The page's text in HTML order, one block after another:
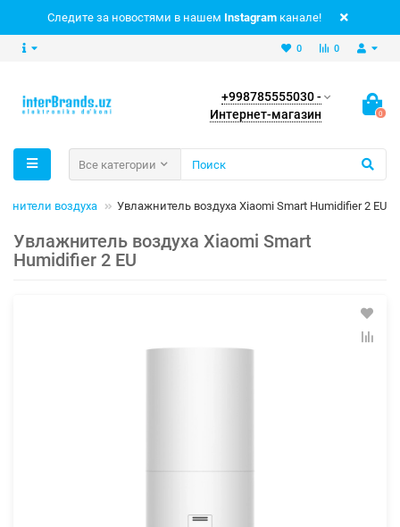
Следите за новостями в нашем Instagram канале!
0
0
+998785555030 -
Интернет-магазин
0
Все категории
воздуха Увлажнитель воздуха Xiaomi Smart Humidifier 2 EU
Увлажнитель воздуха Xiaomi Smart
Humidifier 2 EU